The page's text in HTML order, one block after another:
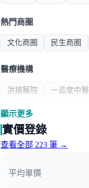
熱門商圈
文化商圈 民生商圈
醫療機構
洪揚醫院 一品堂中醫
政府機構
自來水公司
顯示更多
實價登錄
查看全部 223 筆 →
平均單價